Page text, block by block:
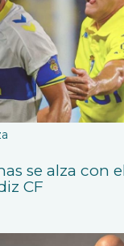
se alza con
CF